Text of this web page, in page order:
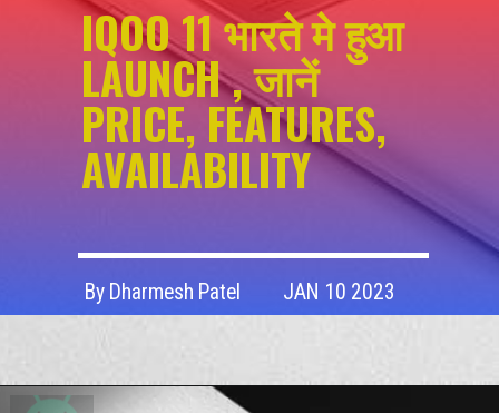
IQOO 11 भारते मे हुआ
LAUNCH , जानें
PRICE, FEATURES,
AVAILABILITY
By Dharmesh Patel JAN 10 2023